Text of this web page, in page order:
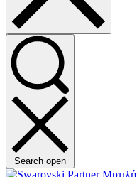
Search open